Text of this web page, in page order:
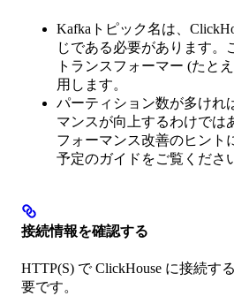
Kafkaトピック名は、
じである必要があります。
トランスフォーマー (たと
用します。
パーティション数が多けれ
マンスが向上するわけでは
フォーマンス改善のヒント
予定のガイドをご覧くださ
接続情報を確認する
HTTP(S) で ClickHouse に接続す
要です。